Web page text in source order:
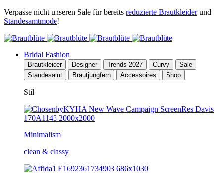
Verpasse nicht unseren Sale für bereits reduzierte Brautkleiderund
Standesamtmode!
Bridal Fashion
Brautkleider Designer Trends 2027 Curvy
Sale
Standesamt
Brautjungfern Accessoires Shop
Stil
Minimalism
clean & classy